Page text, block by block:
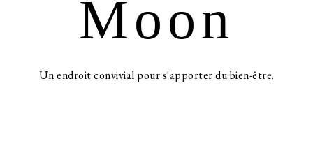
Moon
Un endroit convivial pour s'apporter du bien-être.